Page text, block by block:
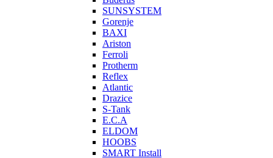
SUNSYSTEM
Gorenje
BAXI
Ariston
Ferroli
Protherm
Reflex
Atlantic
Drazice
S-Tank
E.C.A
ELDOM
HOOBS
SMART Install